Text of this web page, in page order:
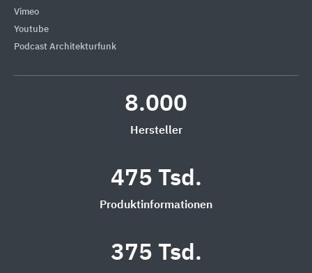
Vimeo
Youtube
Podcast Architekturfunk
8.000
Hersteller
475 Tsd.
Produktinformationen
375 Tsd.